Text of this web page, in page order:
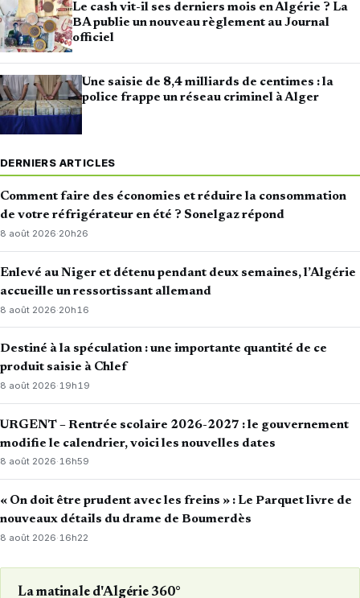
Le cash vit-il ses derniers mois en Algérie ? La
BA publie un nouveau règlement au Journal
officiel
Une saisie de 8,4 milliards de centimes : la
police frappe un réseau criminel à Alger
DERNIERS ARTICLES
Comment faire des économies et réduire la consommation
de votre réfrigérateur en été ? Sonelgaz répond
8 août 2026·20h26
Enlevé au Niger et détenu pendant deux semaines, l’Algérie
accueille un ressortissant allemand
8 août 2026·20h16
Destiné à la spéculation : une importante quantité de ce
produit saisie à Chlef
8 août 2026·19h19
URGENT – Rentrée scolaire 2026-2027 : le gouvernement
modifie le calendrier, voici les nouvelles dates
8 août 2026·16h59
« On doit être prudent avec les freins » : Le Parquet livre de
nouveaux détails du drame de Boumerdès
8 août 2026· 16h22
La matinale d'Algérie 360°